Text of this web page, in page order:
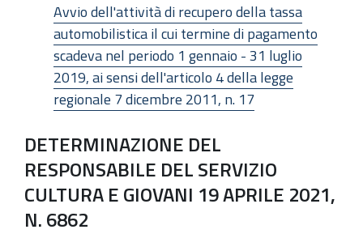
Avvio dell'attività di recupero della tassa
automobilistica il cui termine di pagamento
scadeva nel periodo 1 gennaio - 31 luglio
2019, ai sensi dell'articolo 4 della legge
regionale 7 dicembre 2011, n. 17
DETERMINAZIONE DEL
RESPONSABILE DEL SERVIZIO
CULTURA E GIOVANI 19 APRILE 2021,
N. 6862